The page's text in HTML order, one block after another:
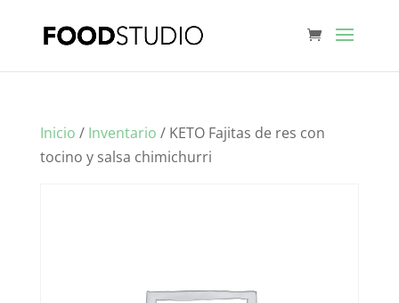
Inicio / Inventario / KETO Fajitas de res con
tocino y salsa chimichurri